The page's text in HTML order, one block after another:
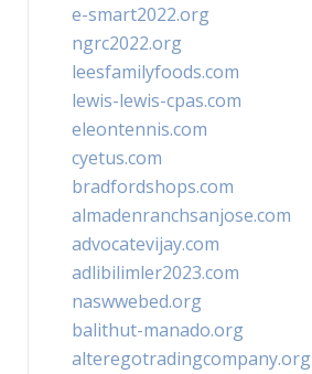
e-smart2022.org
ngrc2022.org
leesfamilyfoods.com
lewis-lewis-cpas.com
eleontennis.com
cyetus.com
bradfordshops.com
almadenranchsanjose.com
advocatevijay.com
adlibilimler2023.com
naswwebed.org
balithut-manado.org
alteregotradingcompany.org